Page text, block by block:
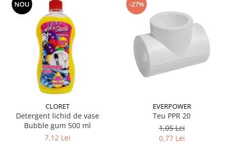
Dezumidificatoare
Aparate de Aer conditionat 9000
Aparate de Aer conditionat 12000
Aparate de Aer conditionat 18000
Aparate de Aer conditionat 24000
btu
Aparate de Aer conditionat 27000
NOU
CLORET
Detergent lichid de vase
Bubble gum 500 ml
7,12 Lei
-27%
EVERPOWER
Teu PPR 20
1,05 Lei
0,77 Lei